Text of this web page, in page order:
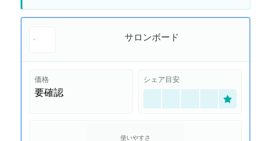
サロンボード
価格
要確認
シェア目安
使いやすさ